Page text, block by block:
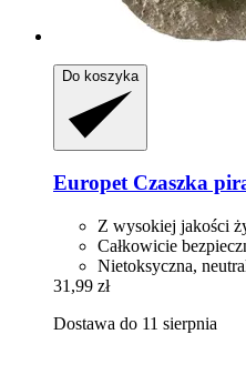
Do koszyka
EuropetCzaszka
Z wysokiej jakości
Całkowicie
Nietoksyczna,
31,99 zł
Dostawa do 11 sierpnia